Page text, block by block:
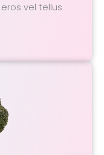
vel tellus